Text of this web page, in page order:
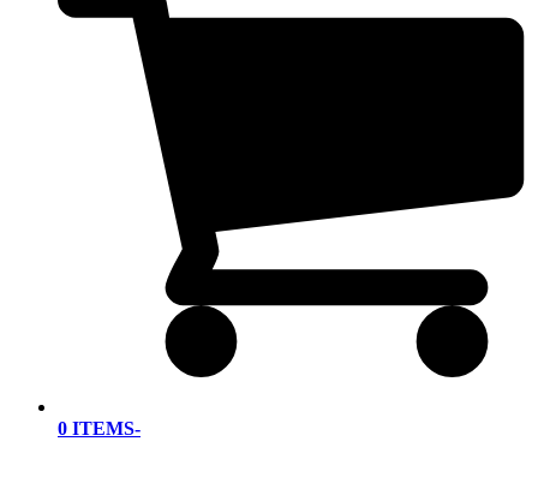
0 ITEMS-